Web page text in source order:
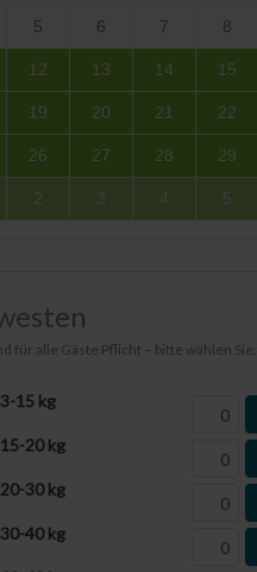
5 6 7 8
12 13 14 15
19 20 21 22
26 27 28 29
2 3 4 5
für alle Gäste Pflicht – bitte wählen Sie:
15 kg
20 kg
30 kg
40 kg